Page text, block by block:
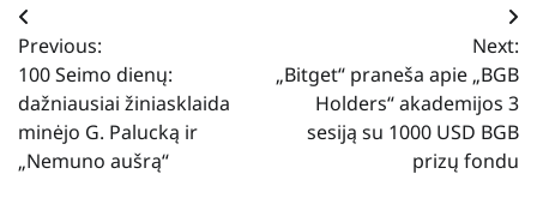
Navigacija
tarp
įrašų
Previous:
100 Seimo dienų:
dažniausiai žiniasklaida
minėjo G. Palucką ir
„Nemuno aušrą“
Next:
„Bitget“ praneša apie „BGB
Holders“ akademijos 3
sesiją su 1000 USD BGB
prizų fondu